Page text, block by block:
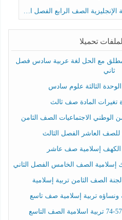
الصف الرابع الفصل الثالث
تحميلا
مع الحل لغة عربية سادس فصل
ثاني
الثالثة علوم سادس
تغيرات المادة صف ثالث
الوطني الاجتماعيات الصف الثامن
للصف العاشر الفصل الثالث
إسلامية صف عاشر
الصف الخامس الفصل الثاني
الصف الثامن تربية إسلامية
تربية إسلامية صف تاسع